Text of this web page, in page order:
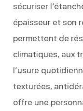
sécuriser
épaisseur et son
permettent de
climatiques, aux
l’usure
texturées,
offre une